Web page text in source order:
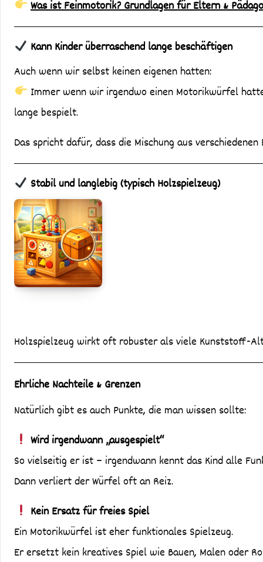
Was ist Feinmotorik? Grundlagen für Eltern &
Kann Kinder überraschend lange beschäftigen
Auch wenn wir selbst keinen eigenen hatten:
Immer wenn wir irgendwo einen Motorikwürfel
lange bespielt.
Das spricht dafür, dass die Mischung aus
Stabil und langlebig (typisch Holzspielzeug)
Holzspielzeug wirkt oft robuster als viele Kunststoff-
Ehrliche Nachteile & Grenzen
Natürlich gibt es auch Punkte, die man wissen sollte:
Wird irgendwann „ausgespielt“
So vielseitig er ist – irgendwann kennt das Kind alle
Dann verliert der Würfel oft an Reiz.
Kein Ersatz für freies Spiel
Ein Motorikwürfel ist eher funktionales Spielzeug.
Er ersetzt kein kreatives Spiel wie Bauen, Malen oder